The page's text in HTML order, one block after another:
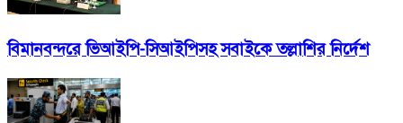
বিমানবন্দরে ভিআইপি-সিআইপিসহ সবাইকে তল্লাশির নির্দেশ